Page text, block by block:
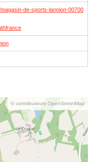
de-sports-lannion-00700
© contributeurs OpenStreetMap